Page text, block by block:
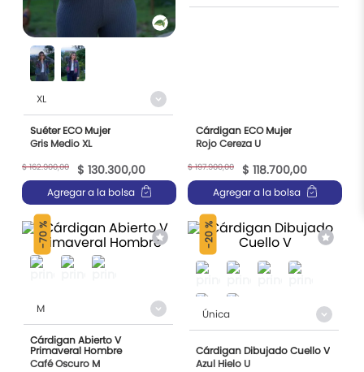
XL
Suéter ECO Mujer
Gris Medio XL
$ 162.900,00 $ 130.300,00
Agregar a la bolsa
Cárdigan ECO Mujer
Rojo Cereza U
$ 197.900,00 $ 118.700,00
Agregar a la bolsa
-
70 %
M
Cárdigan Abierto V
Primaveral Hombre
Café Oscuro M
-
20 %
Única
Cárdigan Dibujado Cuello V
Azul Hielo U
9 .
chalecos
10.